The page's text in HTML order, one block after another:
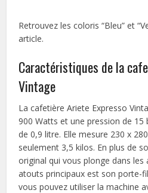
Retrouvez les coloris “Bleu” et
article.
Caractéristiques de la
Vintage
La cafetière Ariete Expresso
900 Watts et une pression de 15
de 0,9 litre. Elle mesure 230 x
seulement 3,5 kilos. En plus de
original qui vous plonge dans les
atouts principaux est son porte-
vous pouvez utiliser la machine